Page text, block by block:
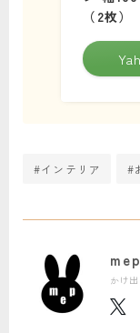
（2枚）
#インテリア #
mep
かけ